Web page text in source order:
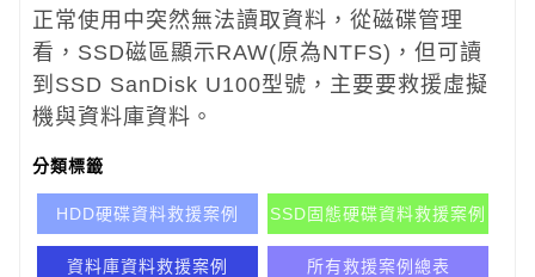
正常使用中突然無法讀取資料，從磁碟管理
看，SSD磁區顯示RAW(原為NTFS)，但可讀
到SSD SanDisk U100型號 ，主要要救援虛擬
機與資料庫資料。
分類標籤
HDD硬碟資料救援案例 SSD固態硬碟資料救援案例
資料庫資料救援案例 所有救援案例總表